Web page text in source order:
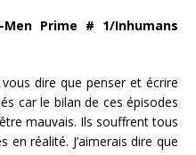
Men Prime # 1/Inhumans
dire que penser et écrire
car le bilan de ces épisodes
mauvais. Ils souffrent tous
en réalité. J’aimerais dire que